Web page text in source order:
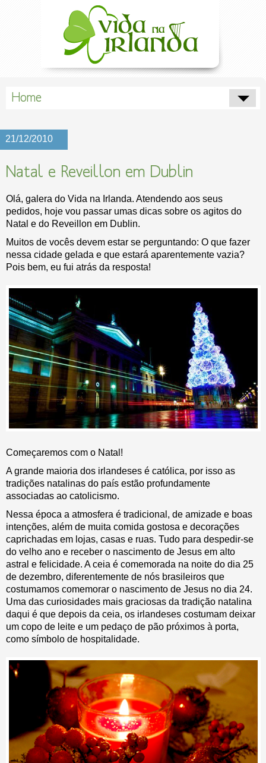
Home
21/12/2010
Natal e Reveillon em Dublin
Olá, galera do Vida na Irlanda. Atendendo aos seus
pedidos, hoje vou passar umas dicas sobre os agitos do
Natal e do Reveillon em Dublin.
Muitos de vocês devem estar se perguntando: O que fazer
nessa cidade gelada e que estará aparentemente vazia?
Pois bem, eu fui atrás da resposta!
Começaremos com o Natal!
A grande maioria dos irlandeses é católica, por isso as
tradições natalinas do país estão profundamente
associadas ao catolicismo.
Nessa época a atmosfera é tradicional, de amizade e boas
intenções, além de muita comida gostosa e decorações
caprichadas em lojas, casas e ruas. Tudo para despedir-se
do velho ano e receber o nascimento de Jesus em alto
astral e felicidade. A ceia é comemorada na noite do dia 25
de dezembro, diferentemente de nós brasileiros que
costumamos comemorar o nascimento de Jesus no dia 24.
Uma das curiosidades mais graciosas da tradição natalina
daqui é que depois da ceia, os irlandeses costumam deixar
um copo de leite e um pedaço de pão próximos à porta,
como símbolo de hospitalidade.